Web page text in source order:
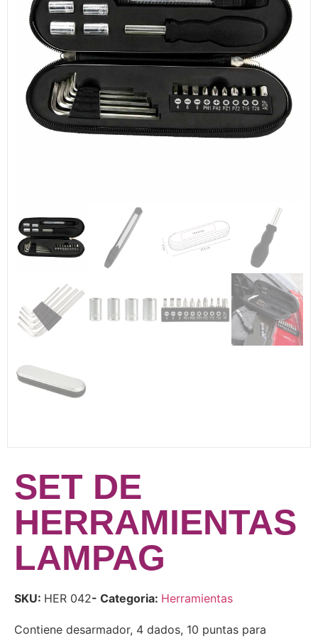
SET DE
HERRAMIENTAS
LAMPAG
SKU: HER 042- Categoria: Herramientas
Contiene desarmador, 4 dados, 10 puntas para